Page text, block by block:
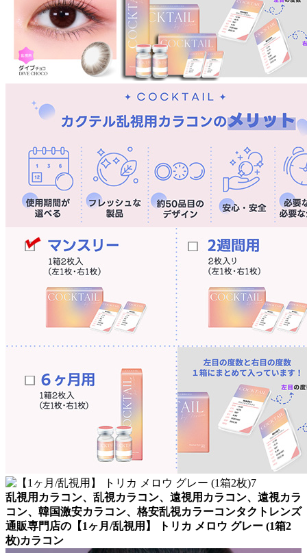
乱視用カラコン、乱視カラコン、遠視用カラコン、遠視カラ
コン、韓国激安カラコン、格安乱視カラーコンタクトレンズ
通販専門店の【1ヶ月/乱視用】 トリカ メロウ グレー (1箱2
枚)カラコン